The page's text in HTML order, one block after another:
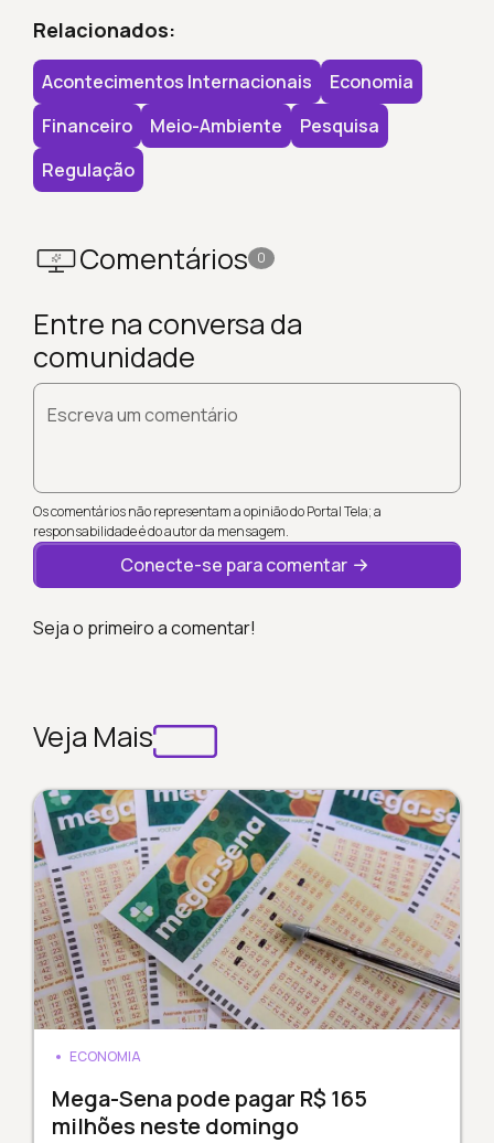
Relacionados:
Acontecimentos Internacionais
Economia
Financeiro
Meio-Ambiente
Pesquisa
Regulação
Comentários 0
Entre na conversa da
comunidade
Escreva um comentário
Os comentários não representam a opinião do Portal Tela; a
responsabilidade é do autor da mensagem.
Conecte-se para comentar
Seja o primeiro a comentar!
Veja Mais
ECONOMIA
Mega-Sena pode pagar R$ 165
milhões neste domingo